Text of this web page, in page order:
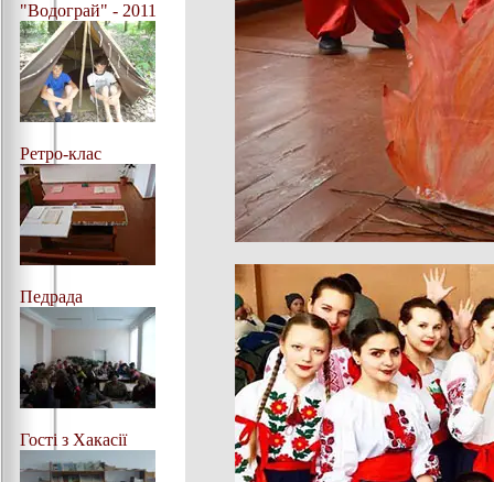
"Водограй" - 2011
Ретро-клас
Педрада
Гості з Хакасії